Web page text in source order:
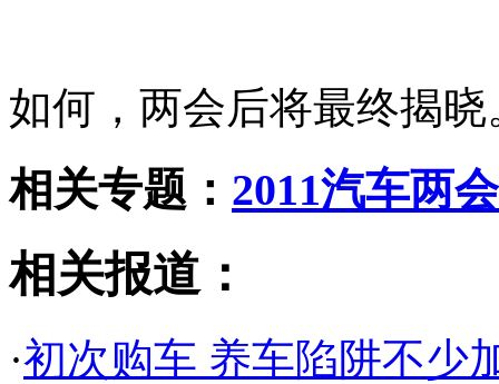
如何，两会后将最终揭
相关专题： 2011汽车两会
相关报道：
·初次购车 养车陷阱不少